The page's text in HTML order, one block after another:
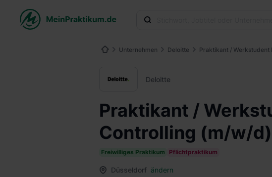
Unternehmen Deloitte Praktikant / Werkstudent
Deloitte
Praktikant /
Controlling (m/w/d)
Freiwilliges Praktikum Pflichtpraktikum
Düsseldorf ändern